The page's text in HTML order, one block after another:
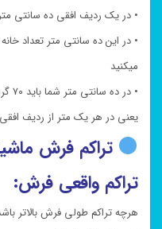
• در یک ردیف افقی ده سانتی
• در این ده سانتی متر تعداد
میکنید
• در ده سانتی متر شما باید ۷۰ گره یا خانه بافت شده داشته باشید.
یعنی در هر یک متر از ردیف افقی فرش باید ۷۰۰ گره
تراکم فرش
تراکم واقعی فرش:
هرچه تراکم طولی فرش بالاتر